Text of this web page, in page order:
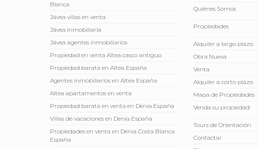
Blanca
Jávea villas en venta
Jávea inmobiliaria
Jávea agentes inmobiliarios
Propiedad en venta Altea casco antiguo
Propiedad barata en Altea España
Agentes inmobiliarios en Altea España
Altea apartamentos en venta
Propiedad barata en venta en Denia España
Villas de vacaciones en Denia España
Propiedades en venta en Denia Costa Blanca
España
Quiénes Somos
Propiedades
Alquiler a largo plazo
Obra Nueva
Venta
Alquiler a corto plazo
Mapa de Propiedades
Venda su propiedad
Tours de Orientación
Contactar